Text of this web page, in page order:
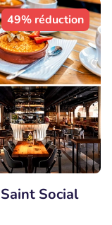
49% réduction
Social